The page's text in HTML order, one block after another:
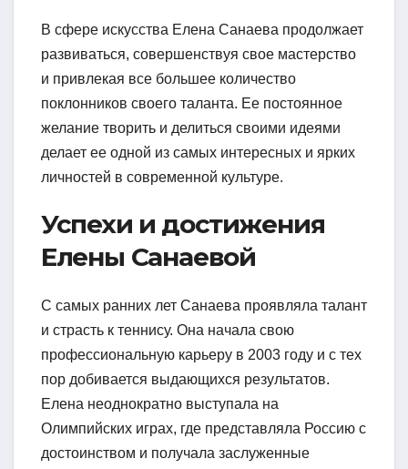
В сфере искусства Елена Санаева продолжает
развиваться, совершенствуя свое мастерство
и привлекая все большее количество
поклонников своего таланта. Ее постоянное
желание творить и делиться своими идеями
делает ее одной из самых интересных и ярких
личностей в современной культуре.
Успехи и достижения
Елены Санаевой
С самых ранних лет Санаева проявляла талант
и страсть к теннису. Она начала свою
профессиональную карьеру в 2003 году и с тех
пор добивается выдающихся результатов.
Елена неоднократно выступала на
Олимпийских играх, где представляла Россию с
достоинством и получала заслуженные